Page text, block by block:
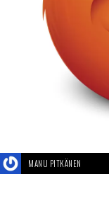
MANU PITKÄNEN